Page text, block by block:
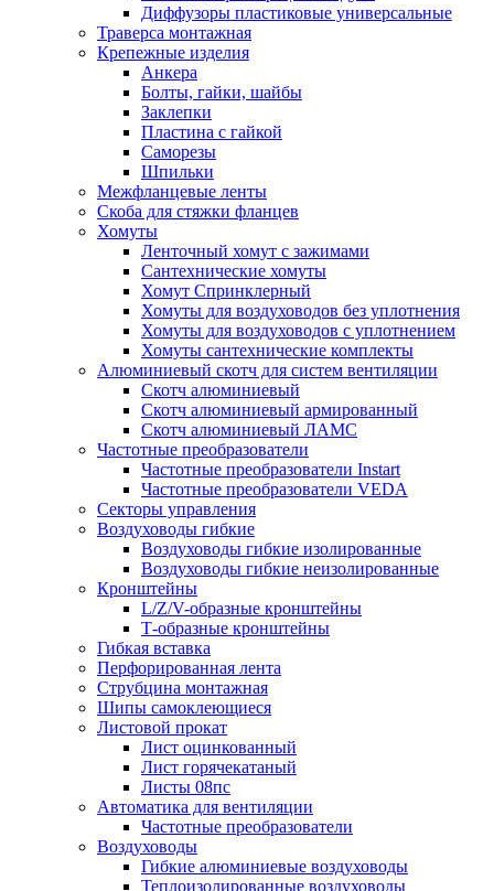
Диффузоры пластиковые универсальные
Траверса монтажная
Крепежные изделия
Анкера
Болты, гайки, шайбы
Заклепки
Пластина с гайкой
Саморезы
Шпильки
Межфланцевые ленты
Скоба для стяжки фланцев
Хомуты
Ленточный хомут с зажимами
Сантехнические хомуты
Хомут Спринклерный
Хомуты для воздуховодов без уплотнения
Хомуты для воздуховодов с уплотнением
Хомуты сантехнические комплекты
Алюминиевый скотч для систем вентиляции
Скотч алюминиевый
Скотч алюминиевый армированный
Скотч алюминиевый ЛАМС
Частотные преобразователи
Частотные преобразователи Instart
Частотные преобразователи VEDA
Секторы управления
Воздуховоды гибкие
Воздуховоды гибкие изолированные
Воздуховоды гибкие неизолированные
Кронштейны
L/Z/V-образные кронштейны
Т-образные кронштейны
Гибкая вставка
Перфорированная лента
Струбцина монтажная
Шипы самоклеющиеся
Листовой прокат
Лист оцинкованный
Лист горячекатаный
Листы 08пс
Автоматика для вентиляции
Частотные преобразователи
Воздуховоды
Гибкие алюминиевые воздуховоды
Теплоизолированные воздуховоды